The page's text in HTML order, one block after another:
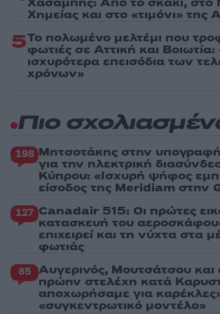
Χημείας και στο «τιμόνι» της
5Το πολωμένο μελτέμι που
φωτιές σε Αττική και
ισχυρότερα επεισόδια των
χρόνων»
Πιο
198 Μητσοτάκης στην
για την ηλεκτρική
Κύπρου: «Ισχυρή ψήφος
είσοδος της Meridiam στην
127 Canadair 515: Οι πρώτες
κατασκευή του
επιχειρεί και τη νύχτα στα
φωτιάς
85 Αυγερινός, Μουτσάτσου
πρώην στελέχη κατά
αποχωρήσαμε για
«συγκεντρωτικό μοντέλο»